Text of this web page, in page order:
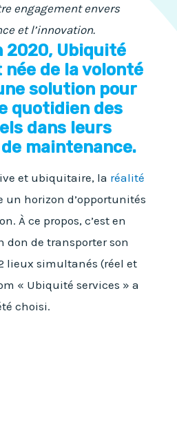
engagement envers
et l’innovation.
2020, Ubiquité
de la volonté
solution pour
quotidien des
dans leurs
maintenance.
et ubiquitaire, la réalité
un horizon d’opportunités
À ce propos, c’est en
don de transporter son
lieux simultanés (réel et
« Ubiquité services » a
choisi.